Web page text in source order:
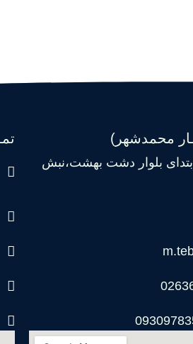
محمدشهر)
بلوار دشت بهشت،نبش